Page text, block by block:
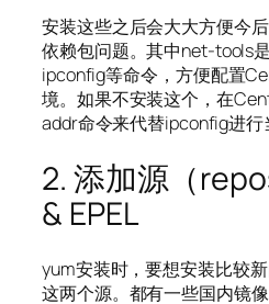
安装这些之后会大大方便今
依赖包问题。其中net-tools
ipconfig等命令，方便配置
境。如果不安装这个，在
addr命令来代替ipconfig进行
2. 添加源（
& EPEL
yum安装时，要想安装比较
这两个源。都有一些国内镜